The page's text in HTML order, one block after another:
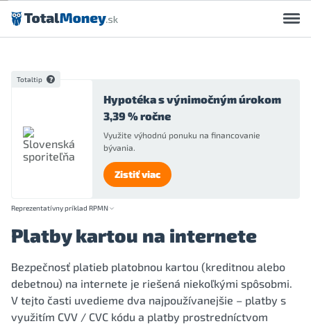
Preskočiť na obsah
Totaltip
Hypotéka s výnimočným úrokom
3,39 % ročne
Využite výhodnú ponuku na financovanie
bývania.
Zistiť viac
Reprezentatívny príklad RPMN
Platby kartou na internete
Bezpečnosť platieb platobnou kartou (kreditnou alebo
debetnou) na internete je riešená niekoľkými spôsobmi.
V tejto časti uvedieme dva najpoužívanejšie – platby s
využitím CVV / CVC kódu a platby prostredníctvom